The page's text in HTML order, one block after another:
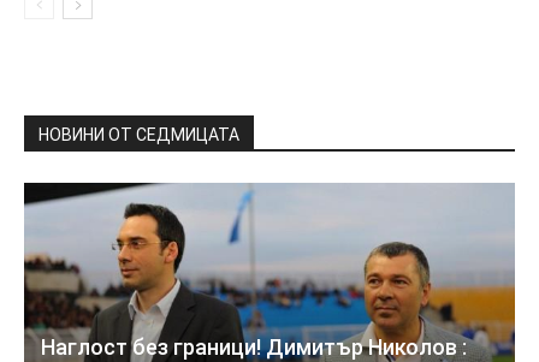
НОВИНИ ОТ СЕДМИЦАТА
Наглост без граници! Димитър Николов :